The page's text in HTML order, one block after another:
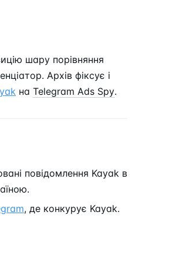
шару порівняння
Архів фіксує і
на Telegram Ads Spy.
повідомлення Kayak в
, де конкурує Kayak.